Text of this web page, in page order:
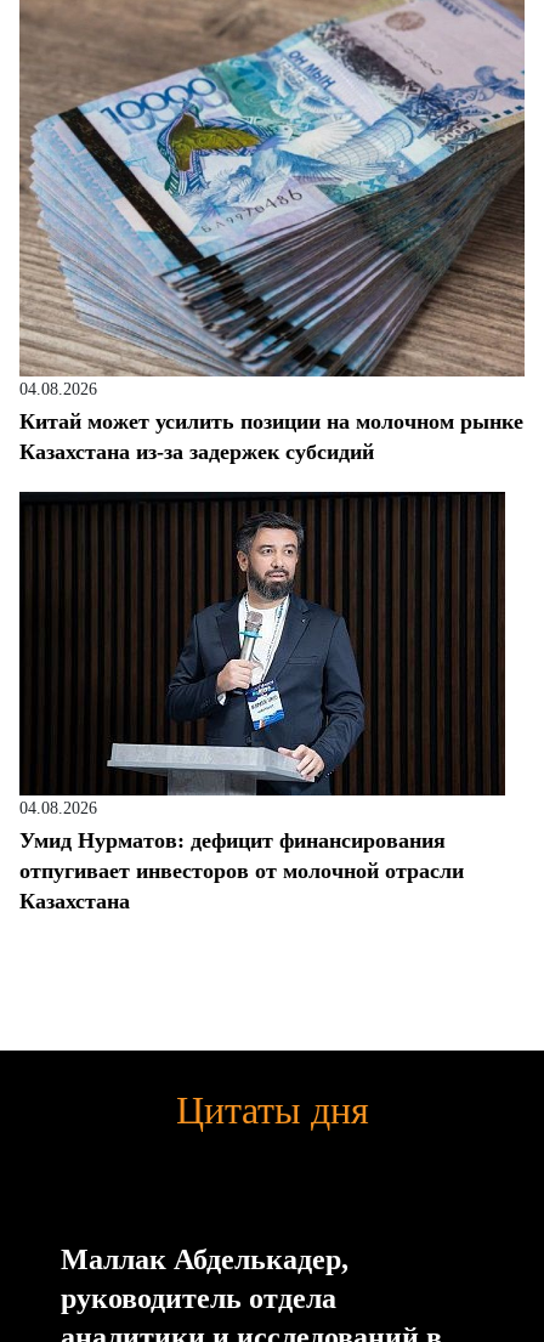
04.08.2026
Китай может усилить позиции на молочном рынке
Казахстана из-за задержек субсидий
04.08.2026
Умид Нурматов: дефицит финансирования
отпугивает инвесторов от молочной отрасли
Казахстана
Цитаты дня
Маллак Абделькадер,
руководитель отдела